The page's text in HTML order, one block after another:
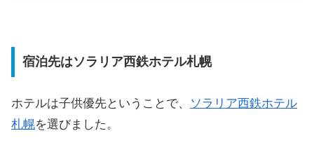
宿泊先はソラリア西鉄ホテル札幌
ホテルは子供優先ということで、
ソラリア西鉄ホテル
札幌を選びました。